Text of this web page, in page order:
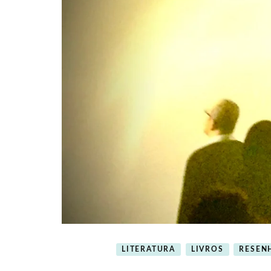
LITERATURA LIVROS